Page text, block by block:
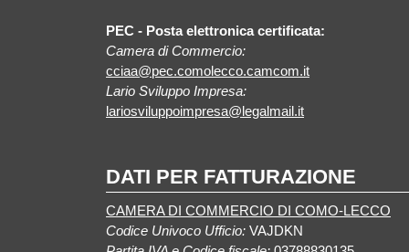
PEC - Posta elettronica certificata:
Camera di Commercio:
cciaa@pec.comolecco.camcom.it
Lario Sviluppo Impresa:
lariosviluppoimpresa@legalmail.it
DATI PER FATTURAZIONE
CAMERA DI COMMERCIO DI COMO-LECCO
Codice Univoco Ufficio: VAJDKN